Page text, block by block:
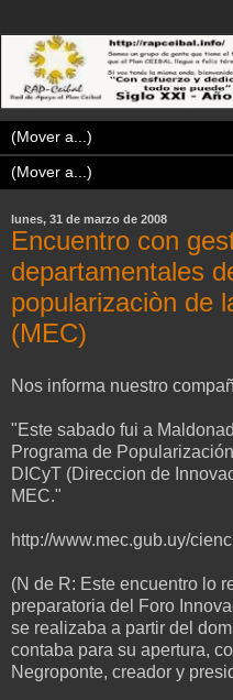
lunes, 31 de marzo de 2008
Encuentro con
departamentales
popularizaciòn de
(MEC)
Nos informa nuestro
"Este sabado fui a
Programa de
DICyT (Direccion de
MEC."
http://www.mec.gub.uy/
(N de R: Este encuentro lo
preparatoria del Foro
se realizaba a partir del
contaba para su apertura,
Negroponte, creador y